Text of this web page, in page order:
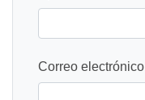
Correo electrónico